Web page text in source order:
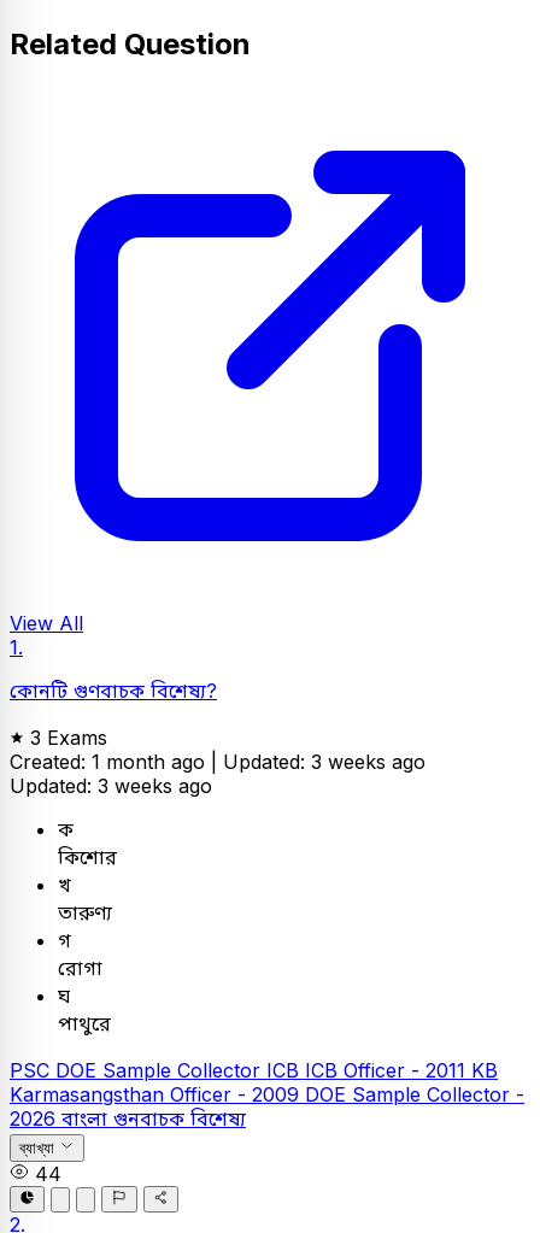
Related Question
View All
1.
কোনটি গুণবাচক বিশেষ্য?
3 Exams
Created: 1 month ago | Updated: 3 weeks ago
Updated: 3 weeks ago
ক
কিশোর
খ
তারুণ্য
গ
রোগা
ঘ
পাথুরে
PSC DOE Sample Collector ICB ICB Officer - 2011 KB
Karmasangsthan Officer - 2009 DOE Sample Collector -
2026 বাংলা গুনবাচক বিশেষ্য
ব্যাখ্যা
44
2.